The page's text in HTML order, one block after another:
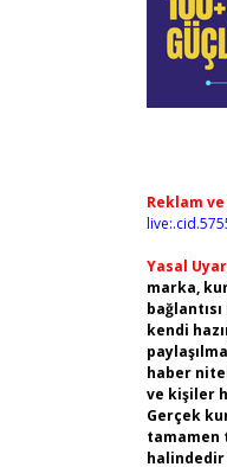
Reklam
Yasal
marka,
kendi
haber
ve kişiler
Gerçek
tamamen
halindedir